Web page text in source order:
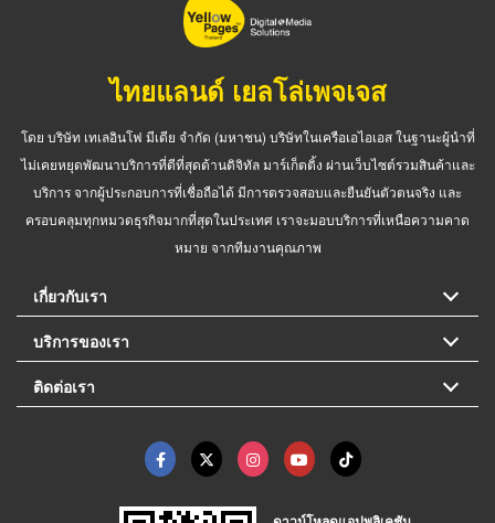
ไทยแลนด์ เยลโล่เพจเจส
โดย บริษัท เทเลอินโฟ มีเดีย จำกัด (มหาชน) บริษัทในเครือเอไอเอส ในฐานะผู้นำที่
ไม่เคยหยุดพัฒนาบริการที่ดีที่สุดด้านดิจิทัล มาร์เก็ตติ้ง ผ่านเว็บไซต์รวมสินค้าและ
บริการ จากผู้ประกอบการที่เชื่อถือได้ มีการตรวจสอบและยืนยันตัวตนจริง และ
ครอบคลุมทุกหมวดธุรกิจมากที่สุดในประเทศ เราจะมอบบริการที่เหนือความคาด
หมาย จากทีมงานคุณภาพ
เกี่ยวกับเรา
บริการของเรา
ติดต่อเรา